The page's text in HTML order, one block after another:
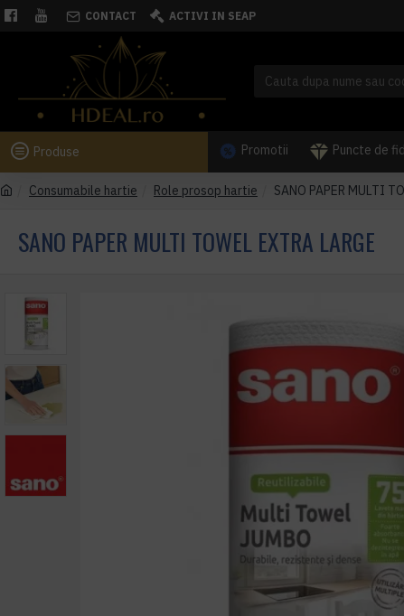
CONTACT ACTIVI IN SEAP
Produse Promotii Puncte de
Consumabile hartie Role prosop hartie SANO PAPER MULTI
SANO PAPER MULTI TOWEL EXTRA LARGE